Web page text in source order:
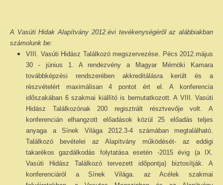
A Vasúti Hidak Alapítvány 2012.évi tevékenységéről az alábbiakban
számolunk be:
VIII. Vasúti Hidász Találkozó megszervezése. Pécs 2012.május
30 - június 1. A rendezvény a Magyar Mérnöki Kamara
továbbképzési rendszerében akkreditálásra került és a
részvételért maximálisan 4 pontot ért el. A konferencia
időszakában 6 szakmai kiállító is bemutatkozott. A VIII. Vasúti
Hidász Találkozónak 200 regisztrált résztvevője volt. A
konferencián elhangzott előadások közül 25 előadás teljes
anyaga a Sínek Világa 2012.3-4 számában megtalálható.
Találkozó bevételei az Alapítvány működését- az eddigi
takarékos gazdálkodás folytatása esetén -2015 évig (a IX.
Vasúti Hidász Találkozó tervezett időpontja) biztosítják. A
konferenciáról a Sínek Világa. az Acélek szakmai